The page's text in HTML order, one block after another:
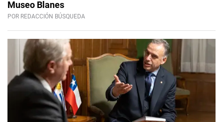
Museo Blanes
POR REDACCIÓN BÚSQUEDA